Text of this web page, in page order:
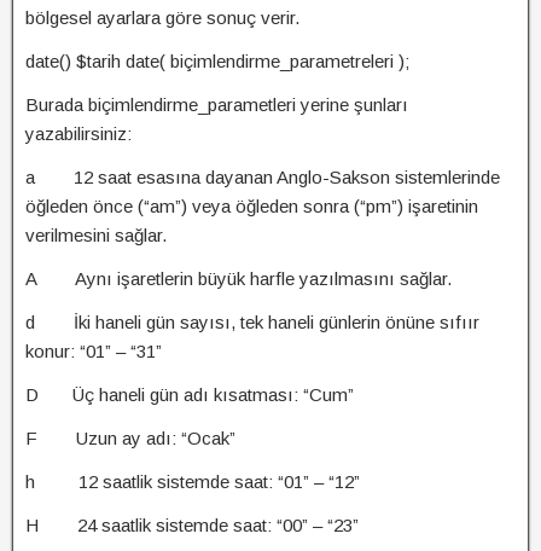
bölgesel ayarlara göre sonuç verir.
date() $tarih date( biçimlendirme_parametreleri );
Burada biçimlendirme_parametleri yerine şunları
yazabilirsiniz:
a 12 saat esasına dayanan Anglo-Sakson sistemlerinde
öğleden önce (“am”) veya öğleden sonra (“pm”) işaretinin
verilmesini sağlar.
A Aynı işaretlerin büyük harfle yazılmasını sağlar.
d İki haneli gün sayısı, tek haneli günlerin önüne sıfıır
konur: “01” – “31”
D Üç haneli gün adı kısatması: “Cum”
F Uzun ay adı: “Ocak”
h 12 saatlik sistemde saat: “01” – “12”
H 24 saatlik sistemde saat: “00” – “23”